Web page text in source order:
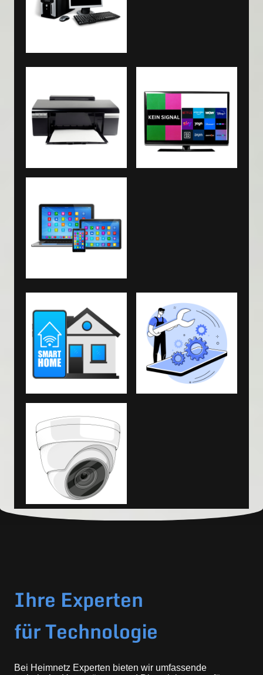
Ihre Experten
für Technologie
Bei Heimnetz Experten bieten wir umfassende